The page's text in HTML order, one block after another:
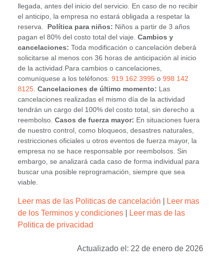
llegada, antes del inicio del servicio. En caso de no recibir
el anticipo, la empresa no estará obligada a respetar la
reserva.
Política para niños: Niños a partir de 3 años
pagan el 80% del costo total del viaje. Cambios y
cancelaciones: Toda modificación o cancelación deberá
solicitarse al menos con 36 horas de anticipación al inicio
de la actividad.Para cambios o cancelaciones,
comuníquese a los teléfonos: 919 162 3995 o 998 142
8125 Cancelaciones de último momento: Las
cancelaciones realizadas el mismo día de la actividad
tendrán un cargo del 100% del costo total, sin derecho a
reembolso. Casos de fuerza mayor: En situaciones fuera
de nuestro control, como bloqueos, desastres naturales,
restricciones oficiales u otros eventos de fuerza mayor, la
empresa no se hace responsable por reembolsos. Sin
embargo, se analizará cada caso de forma individual para
buscar una posible reprogramación, siempre que sea
viable.
Leer mas de las Politicas de cancelación
Leer mas
de los Terminos y condiciones
Leer mas de las
Politica de privacidad
Actualizado el: 22 de enero de 2026